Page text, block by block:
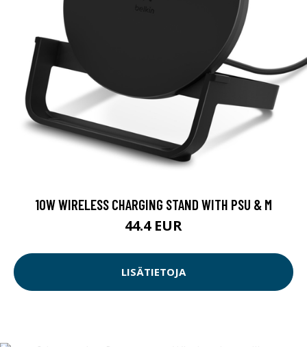
10W WIRELESS CHARGING STAND WITH PSU & M
44.4 EUR
LISÄTIETOJA